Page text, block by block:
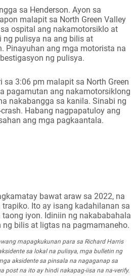
sa Henderson. Ayon sa
malapit sa North Green Valley
ospital ang nakamotorsiklo at
ng pulisya na ang bilis at
Pinayuhan ang mga motorista na
ng pulisya.
3:06 pm malapit sa North Green
pagamutan ang nakamotorsiklong
nakabangga sa kanila. Sinabi ng
Habang nagpapatuloy ang
ang mga pagkaantala.
bawat araw sa 2022, na
Ito ay isang kadahilanan sa
iyon. Idiniin ng nakababahala
bilis at ligtas na pagmamaneho.
mapagkukunan para sa Richard Harris
sa lokal na pulisya, mga bulletin ng
aksidente sa pinsala na nagaganap sa
post na ito ay hindi nakapag-iisa na na-verify.